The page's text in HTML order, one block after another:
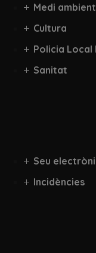
Medi ambient
Cultura
Policia Local
Sanitat
Seu
Incidències